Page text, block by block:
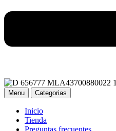
Menu Categorias
Inicio
Tienda